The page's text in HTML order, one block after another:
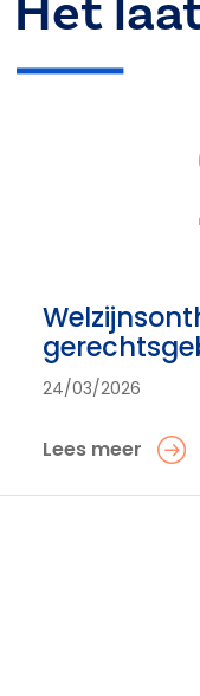
24/03/2026
Lees meer